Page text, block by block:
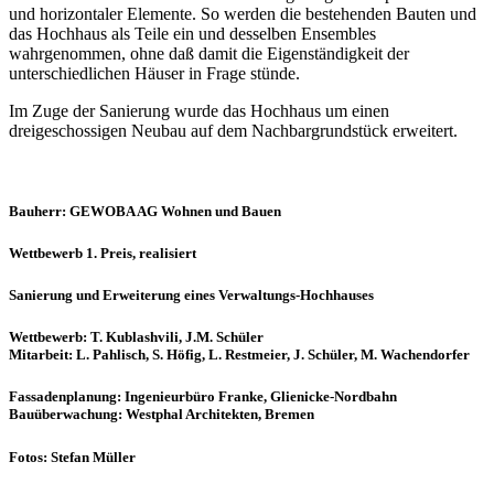
und horizontaler Elemente. So werden die bestehenden Bauten und
das Hochhaus als Teile ein und desselben Ensembles
wahrgenommen, ohne daß damit die Eigenständigkeit der
unterschiedlichen Häuser in Frage stünde.
Im Zuge der Sanierung wurde das Hochhaus um einen
dreigeschossigen Neubau auf dem Nachbargrundstück erweitert.
Bauherr: GEWOBA AG Wohnen und Bauen
Wettbewerb 1. Preis, realisiert
Sanierung und Erweiterung eines Verwaltungs-Hochhauses
Wettbewerb: T. Kublashvili, J.M. Schüler
Mitarbeit: L. Pahlisch, S. Höfig, L. Restmeier, J. Schüler, M. Wachendorfer
Fassadenplanung: Ingenieurbüro Franke, Glienicke-Nordbahn
Bauüberwachung: Westphal Architekten, Bremen
Fotos: Stefan Müller